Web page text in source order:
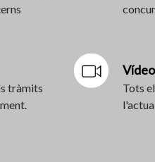
tràmits
Tots